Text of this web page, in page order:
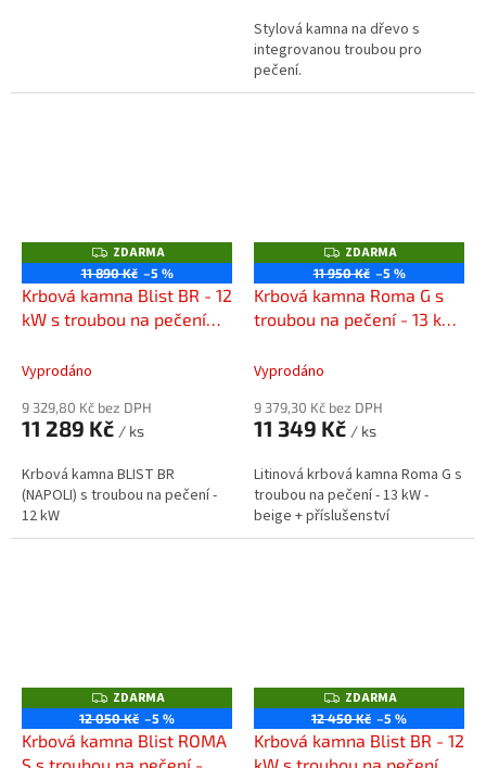
Stylová kamna na dřevo s
integrovanou troubou pro
pečení.
Z
D
A
R
A
ZDARMA
11 890 Kč –5 %
Krbová kamna Blist BR - 12
kW s troubou na pečení
Vyprodáno
9 329,80 Kč bez DPH
11 289 Kč / ks
Krbová kamna BLIST BR
(NAPOLI) s troubou na pečení -
12 kW
Z
D
A
R
A
ZDARMA
11 950 Kč –5 %
Krbová kamna Roma G s
troubou na pečení - 13 kW
Vyprodáno
9 379,30 Kč bez DPH
11 349 Kč / ks
Litinová krbová kamna Roma G s
troubou na pečení - 13 kW -
beige + příslušenství
Z
D
A
R
ZDARMA
12 050 Kč –5 %
Krbová kamna Blist ROMA
Z
D
A
R
ZDARMA
12 450 Kč –5 %
Krbová kamna Blist BR - 12